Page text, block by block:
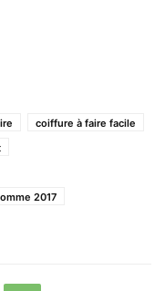
coiffure à faire facile
2017